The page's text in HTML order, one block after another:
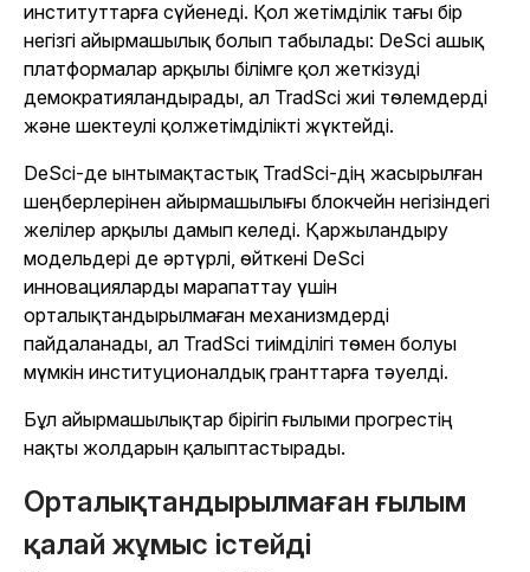
институттарға сүйенеді. Қол жетімділік тағы бір
негізгі айырмашылық болып табылады: DeSci ашық
платформалар арқылы білімге қол жеткізуді
демократияландырады, ал TradSci жиі төлемдерді
және шектеулі қолжетімділікті жүктейді.
DeSci-де ынтымақтастық TradSci-дің жасырылған
шеңберлерінен айырмашылығы блокчейн негізіндегі
желілер арқылы дамып келеді. Қаржыландыру
модельдері де әртүрлі, өйткені DeSci
инновацияларды марапаттау үшін
орталықтандырылмаған механизмдерді
пайдаланады, ал TradSci тиімділігі төмен болуы
мүмкін институционалдық гранттарға тәуелді.
Бұл айырмашылықтар бірігіп ғылыми прогрестің
нақты жолдарын қалыптастырады.
Орталықтандырылмаған ғылым
қалай жұмыс істейді